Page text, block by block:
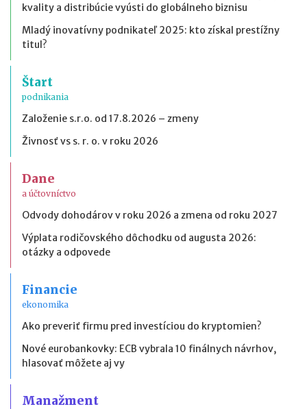
kvality a distribúcie vyústi do globálneho biznisu
Mladý inovatívny podnikateľ 2025: kto získal prestížny
titul?
Štart
podnikania
Založenie s.r.o. od 17.8.2026 – zmeny
Živnosť vs s. r. o. v roku 2026
Dane
a účtovníctvo
Odvody dohodárov v roku 2026 a zmena od roku 2027
Výplata rodičovského dôchodku od augusta 2026:
otázky a odpovede
Financie
ekonomika
Ako preveriť firmu pred investíciou do kryptomien?
Nové eurobankovky: ECB vybrala 10 finálnych návrhov,
hlasovať môžete aj vy
Manažment